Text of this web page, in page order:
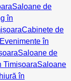
Saloane de
în
Cabinete de
în
Saloane de
TimișoaraSaloane
în